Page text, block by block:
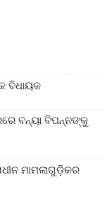
ବିଧାୟକ
ବନ୍ୟା ବିପନ୍ନଙ୍କୁ
ମାମଲାଗୁଡ଼ିକର